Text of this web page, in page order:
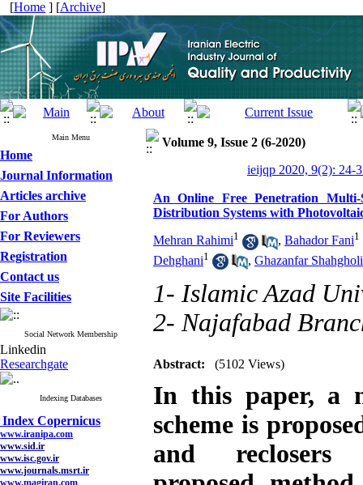
[Home ] [Archive]
Main Menu
Home
Journal Information
Articles archive
For Authors
For Reviewers
Registration
Contact us
Site Facilities
Social Network Membership
Linkedin
Researchgate
Indexing Databases
Index Copernicus
www.iranipa.com
www.sid.ir
www.isc.gov.ir
www.journals.msrt.ir
www.magiran.com
www.search.ricest.ac.ir
Volume 9, Issue 2 (6-2020)
ieijqp 2020, 9(2): 24-
An Online Free Penetration Multi-
Distribution Systems with
Mehran Rahimi1 , Bahador Fani1
Dehghani1 , Ghazanfar
1- Islamic Azad
2- Najafabad
Abstract: (5102 Views)
In this paper, a
scheme is
and reclosers